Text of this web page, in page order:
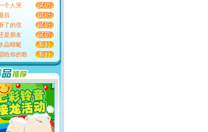
个人哭
后
了的弦
是朋友
晶蜻蜓
给你的歌